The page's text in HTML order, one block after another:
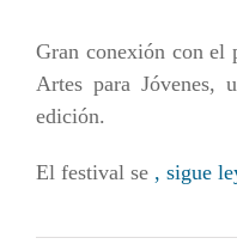
Gran conexión con el
Artes para Jóvenes,
edición.
El festival se , sigue